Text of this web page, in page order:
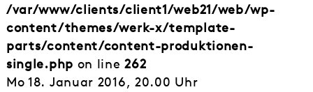
/var/www/clients/client1/web21/web/wp-
content/themes/werk-x/template-
parts/content/content-produktionen-
single.php on line262
Mo 18. Januar 2016, 20.00 Uhr